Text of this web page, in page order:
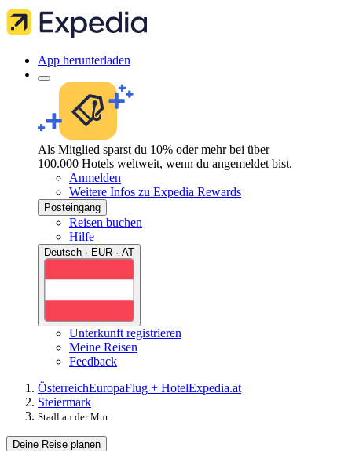
App herunterladen
Als Mitglied sparst du 10% oder mehr bei über
100.000 Hotels weltweit, wenn du angemeldet bist.
Anmelden
Weitere Infos zu Expedia Rewards
Posteingang
Reisen buchen
Hilfe
Deutsch · EUR · AT
Unterkunft registrieren
Meine Reisen
Feedback
ÖsterreichEuropaFlug + HotelExpedia.at
Steiermark
Stadl an der Mur
Deine Reise planen